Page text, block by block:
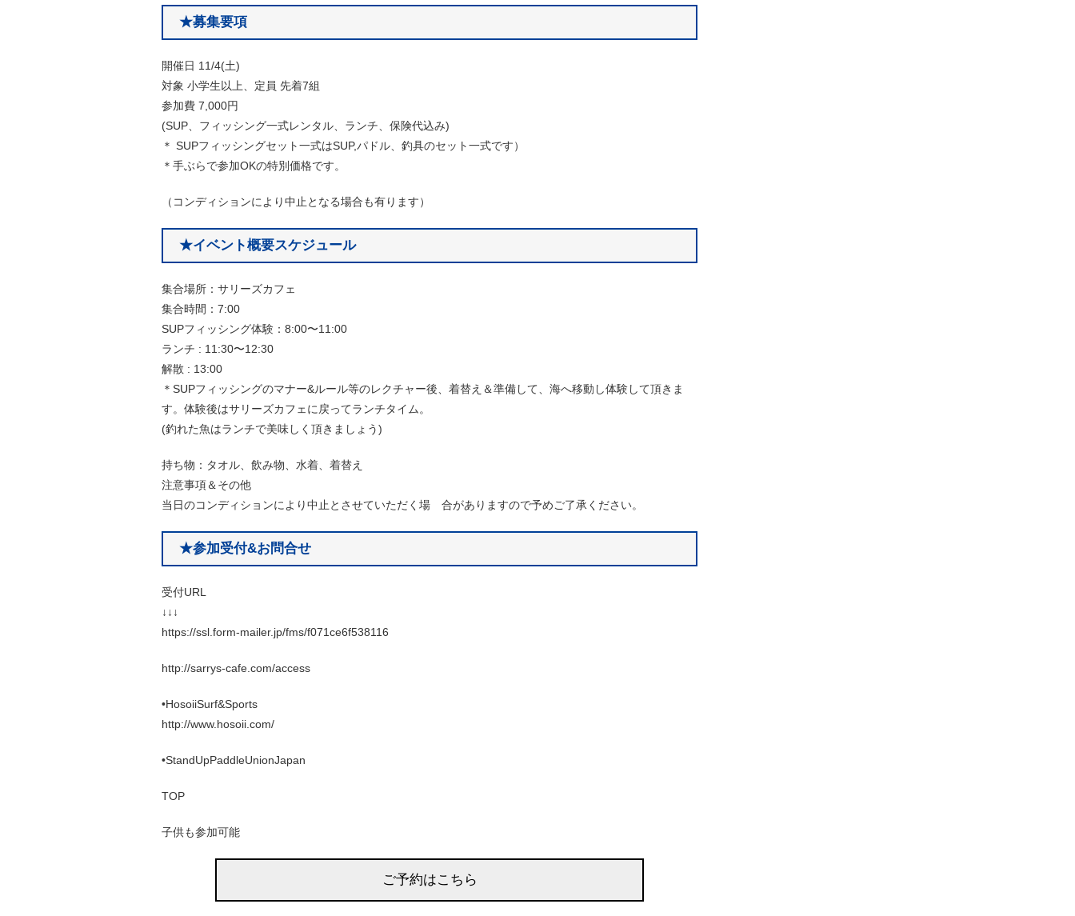
★募集要項
開催日 11/4(土)
対象 小学生以上、定員 先着7組
参加費 7,000円
(SUP、フィッシング一式レンタル、ランチ、保険代込み)
＊ SUPフィッシングセット一式はSUP,パドル、釣具のセット一式です）
＊手ぶらで参加OKの特別価格です。
（コンディションにより中止となる場合も有ります）
★イベント概要スケジュール
集合場所：サリーズカフェ
集合時間：7:00
SUPフィッシング体験：8:00〜11:00
ランチ : 11:30〜12:30
解散 : 13:00
＊SUPフィッシングのマナー&ルール等のレクチャー後、着替え＆準備して、海へ移動し体験して頂きま
す。体験後はサリーズカフェに戻ってランチタイム。
(釣れた魚はランチで美味しく頂きましょう)
持ち物：タオル、飲み物、水着、着替え
注意事項＆その他
当日のコンディションにより中止とさせていただく場 合がありますので予めご了承ください。
★参加受付&お問合せ
受付URL
↓↓↓
https://ssl.form-mailer.jp/fms/f071ce6f538116
http://sarrys-cafe.com/access
•HosoiiSurf&Sports
http://www.hosoii.com/
•StandUpPaddleUnionJapan
TOP
子供も参加可能
ご予約はこちら